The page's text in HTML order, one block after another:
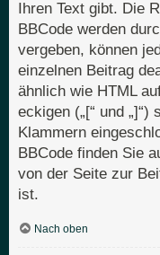
Ihren Text gibt. Die
BBCode werden
vergeben, können
einzelnen Beitrag
ähnlich wie HTML
eckigen („[“ und „]“)
Klammern
BBCode finden Sie
von der Seite zur
ist.
Nach oben